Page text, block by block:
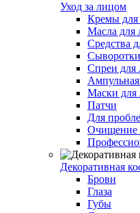
Уход за лицом
Кремы для
Масла для
Средства
Спреи для
Маски для
Патчи
Для
Очищение
Декоративная
Брови
Глаза
Губы